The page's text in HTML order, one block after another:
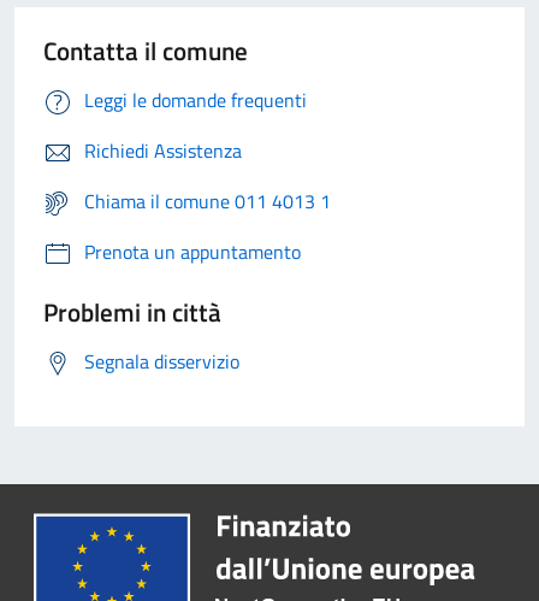
Contatta il comune
Leggi le domande frequenti
Richiedi Assistenza
Chiama il comune 011 4013 1
Prenota un appuntamento
Problemi in città
Segnala disservizio